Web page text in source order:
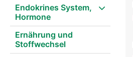
Endokrines System,
Hormone
Ernährung und
Stoffwechsel